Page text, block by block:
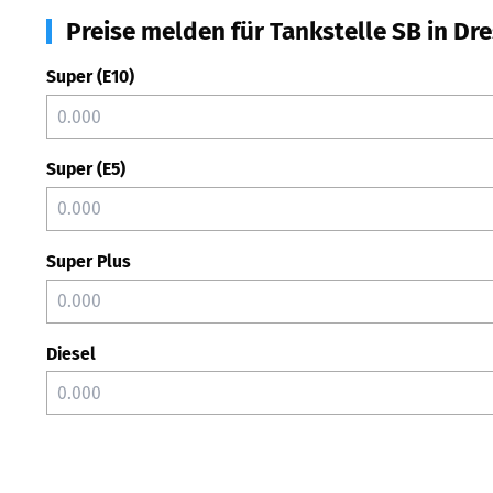
Preise melden für Tankstelle SB in
Super (E10)
Super (E5)
Super Plus
Diesel